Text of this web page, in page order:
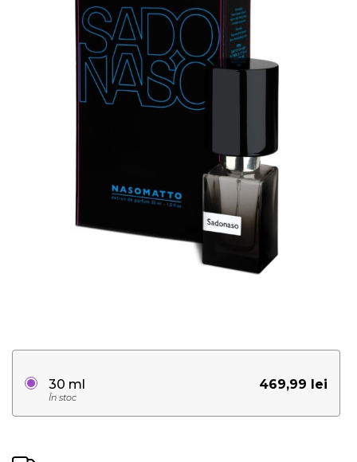
469,99 lei
30 ml
În stoc